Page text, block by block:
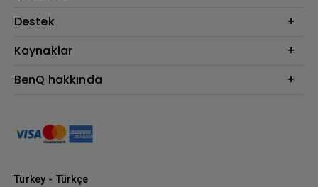
BenQ AQCOLOR Elçisi
AQColor
Espor
Destek
İndirme & SSS
Kaynaklar
Projektör Atım Mesafesi Hesaplayıcı
BenQ hakkında
Grup
Marka
Haberler
Turkey - Türkçe